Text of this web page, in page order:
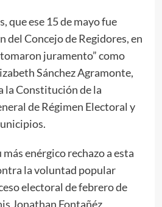
que ese 15 de mayo fue
del Concejo de Regidores, en
juramento” como
Sánchez Agramonte,
la Constitución de la
de Régimen Electoral y
más enérgico rechazo a esta
la voluntad popular
electoral de febrero de
Jonathan Fontañéz